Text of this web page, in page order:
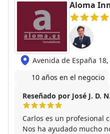
Aloma
Avenida de España
10 años en el negocio
Reseñado por José J. D.
Carlos es un profesional
Nos ha ayudado mucho